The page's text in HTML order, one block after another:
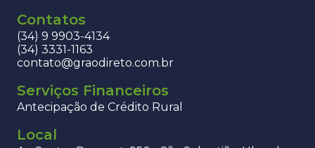
Contatos
(34) 9 9903-4134
(34) 3331-1163
contato@graodireto.com.br
Serviços Financeiros
Antecipação de Crédito Rural
Local